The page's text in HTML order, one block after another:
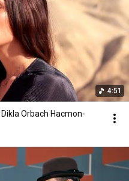
4:51